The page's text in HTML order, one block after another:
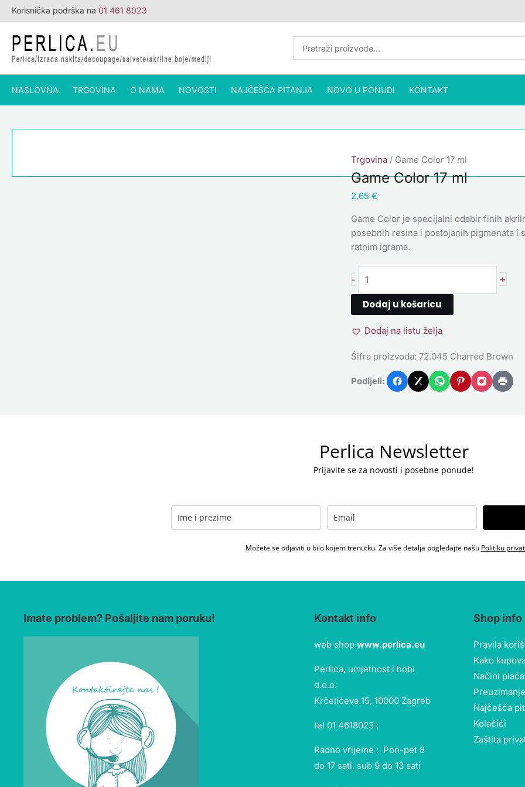
Skip
to
content
Korisnička podrška na 01 461 8023
NASLOVNA TRGOVINA O NAMA NOVOSTI NAJČEŠĆA PITANJA NOVO U PONUDI KONTAKT
Trgovina/ Game Color 17 ml
Game Color 17 ml
2,65 €
Game Color je specijalni odabir finih
posebnih resina i postojanih pigmenata i
ratnim igrama.
-
Color
17
ml
količina
+
Dodaj u košaricu
Dodaj na listu želja
Šifra proizvoda: 72.045 Charred Brown
Podijeli:
Perlica Newsletter
Prijavite se za novosti i posebne ponude!
Možete se odjaviti u bilo kojem trenutku. Za više detalja pogledajte našu Politiku
Imate problem? Pošaljite nam poruku! Kontakt info
web shop www.perlica.eu
Perlica, umjetnost i hobi
d.o.o.
Krčelićeva 15, 10000 Zagreb
tel 01 4618023 ;
Radno vrijeme : Pon-pet 8
do 17 sati, sub 9 do 13 sati
Shop info
Pravila
Kako
Načini
Najčešća
Kolačići
Zaštita